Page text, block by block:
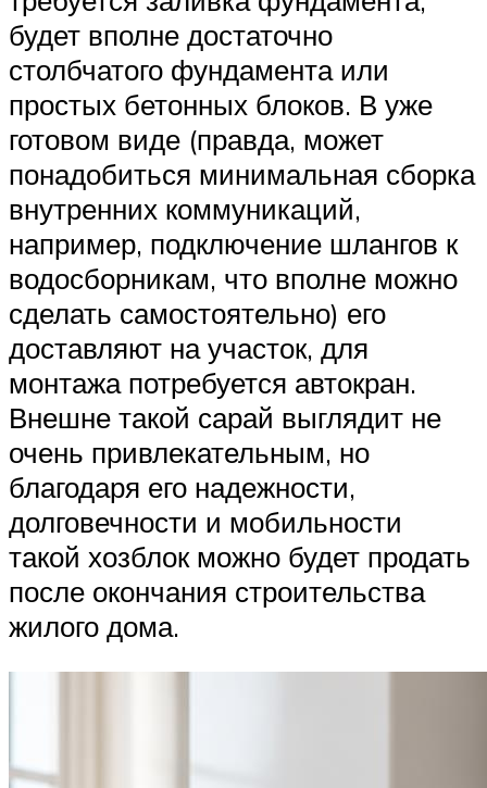
будет вполне достаточно
столбчатого фундамента или
простых бетонных блоков. В уже
готовом виде (правда, может
понадобиться минимальная сборка
внутренних коммуникаций,
например, подключение шлангов к
водосборникам, что вполне можно
сделать самостоятельно) его
доставляют на участок, для
монтажа потребуется автокран.
Внешне такой сарай выглядит не
очень привлекательным, но
благодаря его надежности,
долговечности и мобильности
такой хозблок можно будет продать
после окончания строительства
жилого дома.